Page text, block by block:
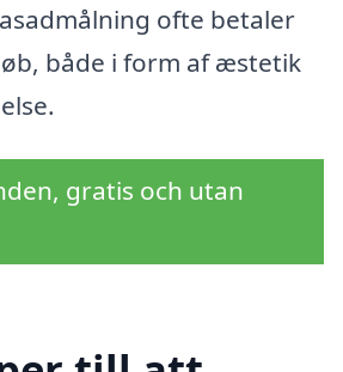
ofte betaler
både i form af æstetik
gratis och utan